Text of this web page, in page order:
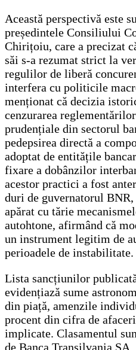
Această perspectivă este
președintele Consiliului
Chirițoiu, care a precizat
săi s-a rezumat strict la
regulilor de liberă
interfera cu politicile
menționat că decizia
cenzurarea
prudențiale din sectorul
pedepsirea directă a
adoptat de entitățile
fixare a dobânzilor
acestor practici a fost
duri de guvernatorul
apărat cu tărie
autohtone, afirmând că
un instrument legitim de
perioadele de instabilitate.
Lista sancțiunilor
evidențiază sume
din piață, amenzile
procent din cifra de
implicate. Clasamentul
de Banca Transilvania